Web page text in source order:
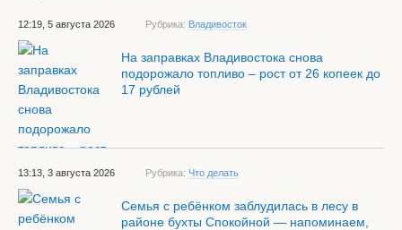
12:19, 5 августа 2026 Рубрика: Владивосток
На заправках Владивостока снова
подорожало топливо – рост от 26 копеек до
17 рублей
13:13, 3 августа 2026 Рубрика: Что делать
Семья с ребёнком заблудилась в лесу в
районе бухты Спокойной — напоминаем,